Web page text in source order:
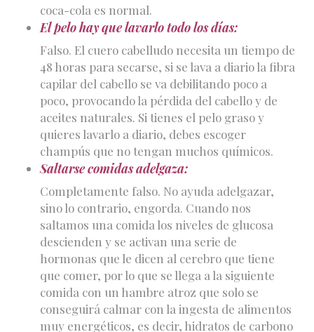
coca-cola es normal.
El pelo hay que lavarlo todo los días:
Falso. El cuero cabelludo necesita un tiempo de
48 horas para secarse, si se lava a diario la fibra
capilar del cabello se va debilitando poco a
poco, provocando la pérdida del cabello y de
aceites naturales. Si tienes el pelo graso y
quieres lavarlo a diario, debes escoger
champús que no tengan muchos químicos.
Saltarse comidas adelgaza:
Completamente falso. No ayuda adelgazar,
sino lo contrario, engorda. Cuando nos
saltamos una comida los niveles de glucosa
descienden y se activan una serie de
hormonas que le dicen al cerebro que tiene
que comer, por lo que se llega a la siguiente
comida con un hambre atroz que solo se
conseguirá calmar con la ingesta de alimentos
muy energéticos, es decir, hidratos de carbono